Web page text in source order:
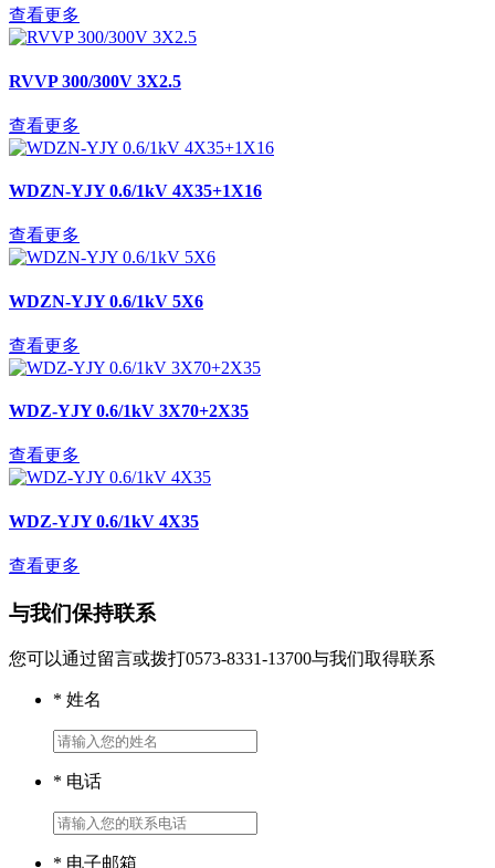
查看更多
RVVP 300/300V 3X2.5
查看更多
WDZN-YJY 0.6/1kV 4X35+1X16
查看更多
WDZN-YJY 0.6/1kV 5X6
查看更多
WDZ-YJY 0.6/1kV 3X70+2X35
查看更多
WDZ-YJY 0.6/1kV 4X35
查看更多
与我们保持联系
您可以通过留言或拨打0573-8331-13700与我们取得联系
* 姓名
* 电话
* 电子邮箱